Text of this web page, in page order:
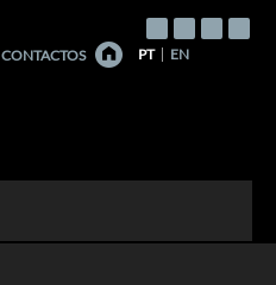
CONTACTOS PT EN